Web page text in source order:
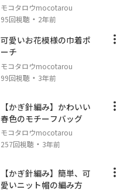
モコタロウmocotarou
95回視聴 ・ 2年前
可愛いお花模様の巾着ポ
ーチ
モコタロウmocotarou
99回視聴 ・ 3年前
【かぎ針編み】かわいい
春色のモチーフバッグ
モコタロウmocotarou
257回視聴 ・ 3年前
【かぎ針編み】簡単、可
愛いニット帽の編み方